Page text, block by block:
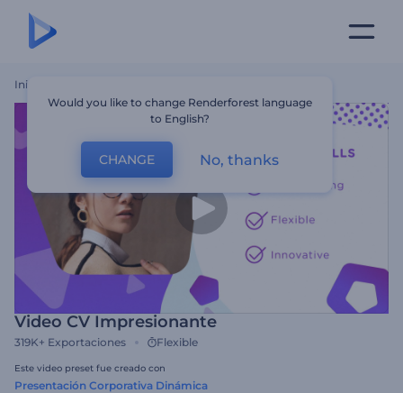
Inicio
Video CV Impresionante
319K+ Exportaciones Flexible
Este video preset fue creado con
Presentación Corporativa Dinámica
Would you like to change Renderforest language
to English?
CHANGE No, thanks